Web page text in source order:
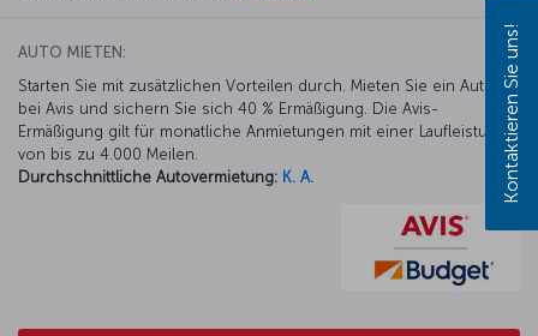
AUTO MIETEN:
Starten Sie mit zusätzlichen Vorteilen durch. Mieten Sie ein Auto
bei Avis und sichern Sie sich 40 % Ermäßigung. Die Avis-
Ermäßigung gilt für monatliche Anmietungen mit einer Laufleistung
von bis zu 4.000 Meilen.
Durchschnittliche Autovermietung: K. A. Kontaktieren Sie uns!